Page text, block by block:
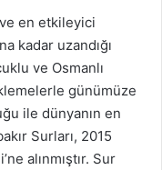
en etkileyici
kadar uzandığı
ve Osmanlı
günümüze
ile dünyanın en
Surları, 2015
alınmıştır. Sur